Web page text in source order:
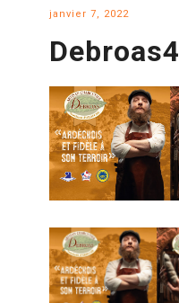
janvier 7, 2022
Debroas4